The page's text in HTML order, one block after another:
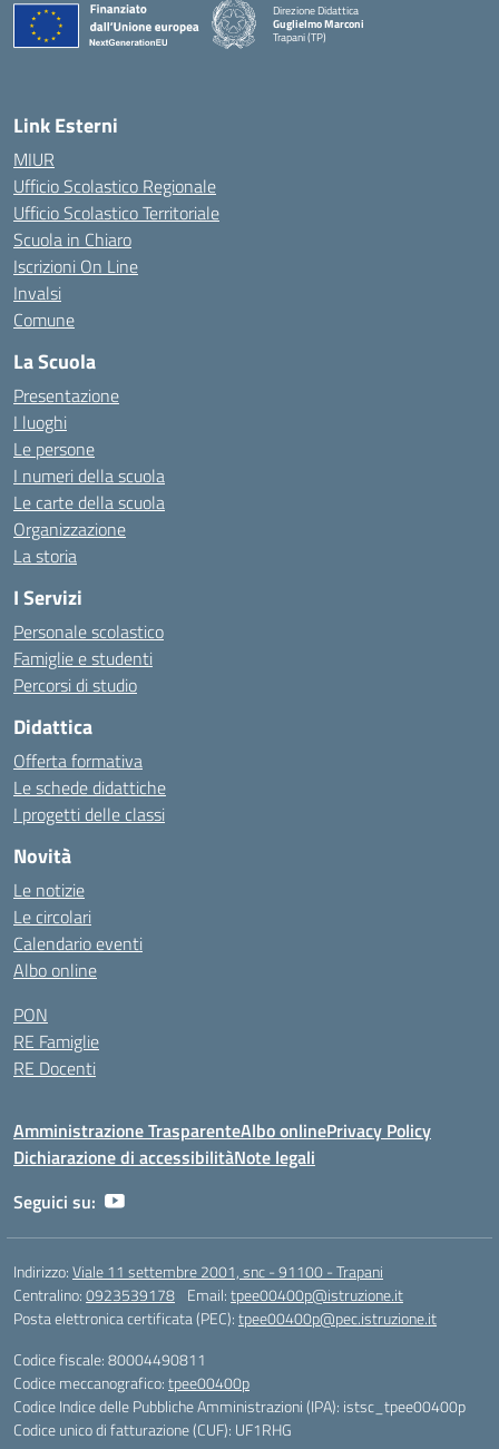
Direzione Didattica
Guglielmo Marconi
Trapani (TP)
Link Esterni
MIUR
Ufficio Scolastico Regionale
Ufficio Scolastico Territoriale
Scuola in Chiaro
Iscrizioni On Line
Invalsi
Comune
La Scuola
Presentazione
I luoghi
Le persone
I numeri della scuola
Le carte della scuola
Organizzazione
La storia
I Servizi
Personale scolastico
Famiglie e studenti
Percorsi di studio
Didattica
Offerta formativa
Le schede didattiche
I progetti delle classi
Novità
Le notizie
Le circolari
Calendario eventi
Albo online
PON
RE Famiglie
RE Docenti
Amministrazione TrasparenteAlbo onlinePrivacy Policy
Dichiarazione di accessibilitàNote legali
Seguici su:
Indirizzo:Viale 11 settembre 2001, snc - 91100 - Trapani
Centralino:0923539178 Email:tpee00400p@istruzione.it
Posta elettronica certificata (PEC):tpee00400p@pec.istruzione.it
Codice fiscale: 80004490811
Codice meccanografico:tpee00400p
Codice Indice delle Pubbliche Amministrazioni (IPA): istsc_tpee00400p
Codice unico di fatturazione (CUF): UF1RHG